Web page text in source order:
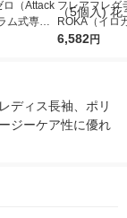
ロ（Attack
ム式専用
ガジャン
フレアフレグ
ROKA（イロ
イキッドリリ
6,582円
ディス長袖、ポリ
ジーケア性に優れ